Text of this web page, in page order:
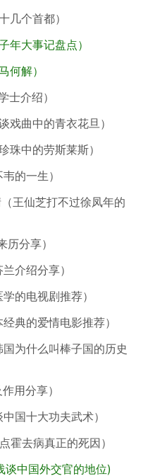
几个首都）
年大事记盘点）
何解）
士介绍）
戏曲中的青衣花旦）
珠中的劳斯莱斯）
的一生）
王仙芝打不过徐凤年的
分享）
介绍分享）
的电视剧推荐）
典的爱情电影推荐）
为什么叫棒子国的历史
用分享）
国十大功夫武术）
霍去病真正的死因）
谈中国外交官的地位)